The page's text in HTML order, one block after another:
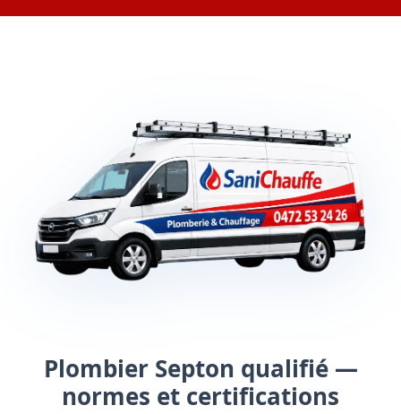
Plombier Septon qualifié —
normes et certifications